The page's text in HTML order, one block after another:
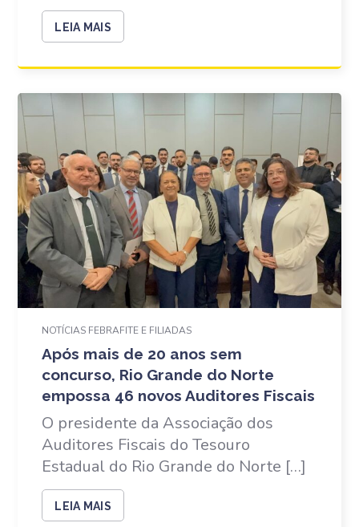
LEIA MAIS
NOTÍCIAS FEBRAFITE E FILIADAS
Após mais de 20 anos sem
concurso, Rio Grande do Norte
empossa 46 novos Auditores Fiscais
O presidente da Associação dos
Auditores Fiscais do Tesouro
Estadual do Rio Grande do Norte […]
LEIA MAIS